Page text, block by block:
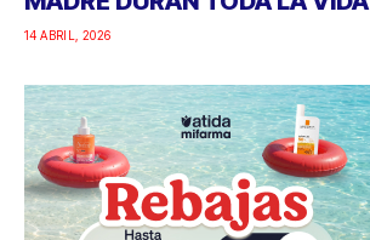
14 ABRIL, 2026